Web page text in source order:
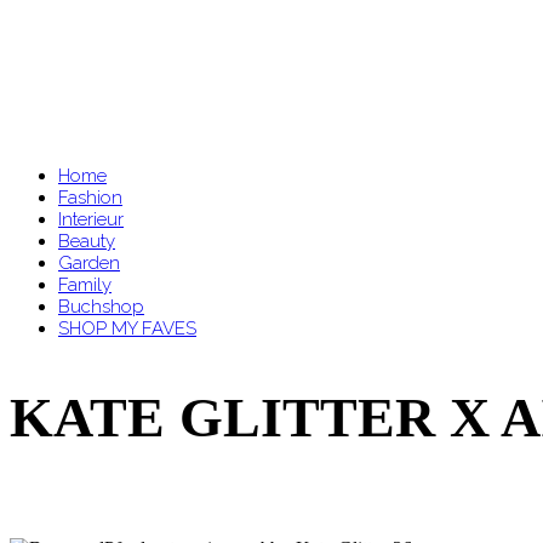
Home
Fashion
Interieur
Beauty
Garden
Family
Buchshop
SHOP MY FAVES
KATE GLITTER X